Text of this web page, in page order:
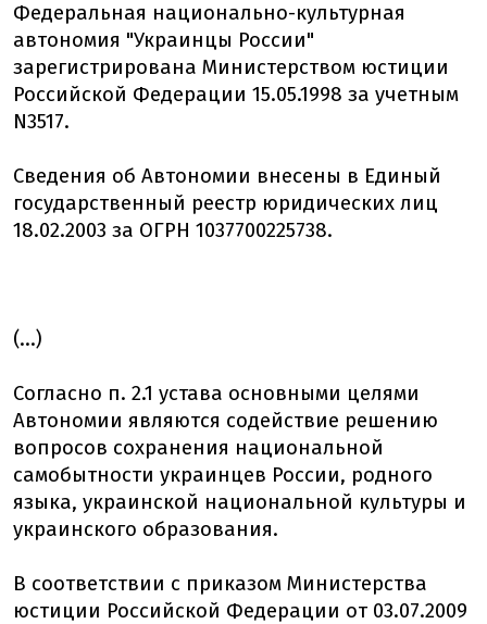
Федеральная национально-культурная
автономия "Украинцы России"
зарегистрирована Министерством юстиции
Российской Федерации 15.05.1998 за учетным
N3517.
Сведения об Автономии внесены в Единый
государственный реестр юридических лиц
18.02.2003 за ОГРН 1037700225738.
(...)
Согласно п. 2.1 устава основными целями
Автономии являются содействие решению
вопросов сохранения национальной
самобытности украинцев России, родного
языка, украинской национальной культуры и
украинского образования.
В соответствии с приказом Министерства
юстиции Российской Федерации от 03.07.2009